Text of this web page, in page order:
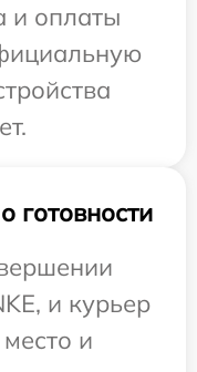
и оплаты
готовности
и курьер
и